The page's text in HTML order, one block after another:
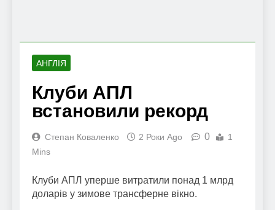
АНГЛІЯ
Клуби АПЛ
встановили рекорд
Степан Коваленко 2 Роки Ago 0
1
Mins
Клуби АПЛ уперше витратили понад 1 млрд
доларів у зимове трансферне вікно.